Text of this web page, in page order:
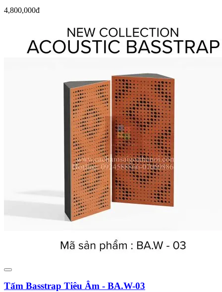
4,800,000đ
Tấm Basstrap Tiêu Âm - BA.W-03